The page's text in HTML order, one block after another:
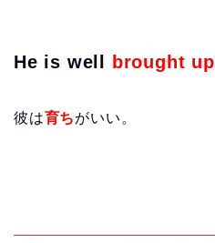
He is well brought up
彼は育ちがいい。